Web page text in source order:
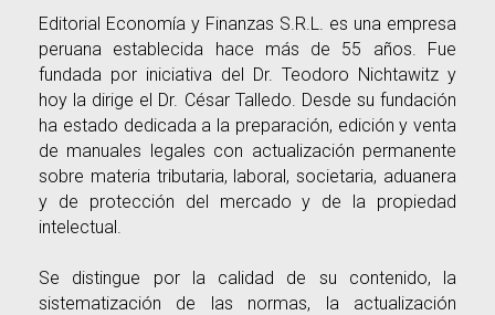
Editorial Economía y Finanzas S.R.L. es una empresa
peruana establecida hace más de 55 años. Fue
fundada por iniciativa del Dr. Teodoro Nichtawitz y
hoy la dirige el Dr. César Talledo. Desde su fundación
ha estado dedicada a la preparación, edición y venta
de manuales legales con actualización permanente
sobre materia tributaria, laboral, societaria, aduanera
y de protección del mercado y de la propiedad
intelectual.
Se distingue por la calidad de su contenido, la
sistematización de las normas, la actualización